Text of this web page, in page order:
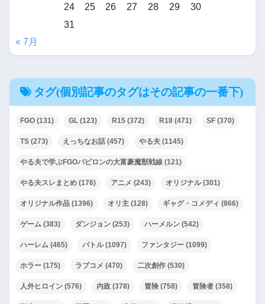
24
25 26 27 28 29
30
31
« 7月
タグ(個別記事のタグはその記事の一番下)
FGO (131) GL (123) R15 (372) R18 (471) SF (370)
TS (273) えっちなお話 (457) やる夫 (1145)
やる夫で学ぶFGOバビロンの大富豪魔獣戦線 (121)
やる夫スレまとめ (176) アニメ (243) オリジナル(301)
オリジナル作品 (1396) オリ主 (128) ギャグ・コメディ (866)
ゲーム (383) ダンジョン (253) ハーメルン (542)
ハーレム (465) バトル(1097) ファンタジー (1099)
ホラー (175) ラブコメ (470) 二次創作 (530)
人外ヒロイン (576) 内政 (378) 冒険 (758) 冒険者 (358)